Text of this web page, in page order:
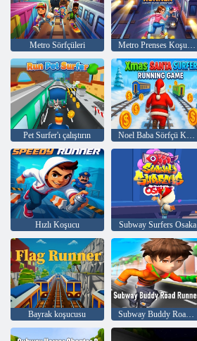
Metro Sörfçüleri Metro Prenses Koşucusu
Pet Surfer'ı çalıştırın
Hızlı Koşucu Subway Surfers Osaka
Bayrak koşucusu Subway Buddy Road Runner